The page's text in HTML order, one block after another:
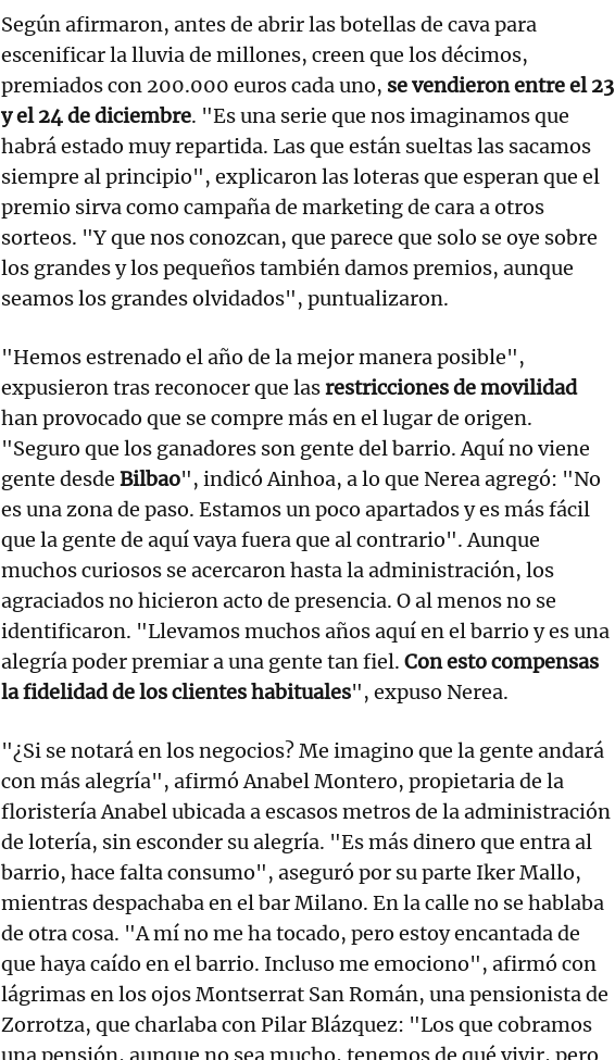
Según afirmaron, antes de abrir las botellas de cava para
escenificar la lluvia de millones, creen que los décimos,
premiados con 200.000 euros cada uno, se vendieron entre el 23
y el 24 de diciembre. "Es una serie que nos imaginamos que
habrá estado muy repartida. Las que están sueltas las sacamos
siempre al principio", explicaron las loteras que esperan que el
premio sirva como campaña de marketing de cara a otros
sorteos. "Y que nos conozcan, que parece que solo se oye sobre
los grandes y los pequeños también damos premios, aunque
seamos los grandes olvidados", puntualizaron.
"Hemos estrenado el año de la mejor manera posible",
expusieron tras reconocer que lasrestricciones de movilidad
han provocado que se compre más en el lugar de origen.
"Seguro que los ganadores son gente del barrio. Aquí no viene
gente desde Bilbao", indicó Ainhoa, a lo que Nerea agregó: "No
es una zona de paso. Estamos un poco apartados y es más fácil
que la gente de aquí vaya fuera que al contrario". Aunque
muchos curiosos se acercaron hasta la administración, los
agraciados no hicieron acto de presencia. O al menos no se
identificaron. "Llevamos muchos años aquí en el barrio y es una
alegría poder premiar a una gente tan fiel. Con esto compensas
la fidelidad de los clientes habituales", expuso Nerea.
"¿Si se notará en los negocios? Me imagino que la gente andará
con más alegría", afirmó Anabel Montero, propietaria de la
floristería Anabel ubicada a escasos metros de la administración
de lotería, sin esconder su alegría. "Es más dinero que entra al
barrio, hace falta consumo", aseguró por su parte Iker Mallo,
mientras despachaba en el bar Milano. En la calle no se hablaba
de otra cosa. "A mí no me ha tocado, pero estoy encantada de
que haya caído en el barrio. Incluso me emociono", afirmó con
lágrimas en los ojos Montserrat San Román, una pensionista de
Zorrotza, que charlaba con Pilar Blázquez: "Los que cobramos